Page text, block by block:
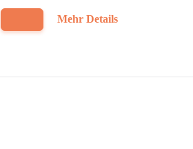
Mehr Details